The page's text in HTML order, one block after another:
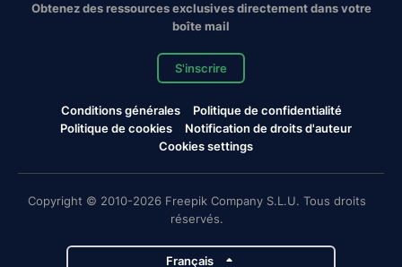
Obtenez des ressources exclusives directement dans votre
boîte mail
S'inscrire
Conditions générales
Politique de confidentialité
Politique de cookies
Notification de droits d'auteur
Cookies settings
Copyright © 2010-2026 Freepik Company S.L.U. Tous droits
réservés.
Français